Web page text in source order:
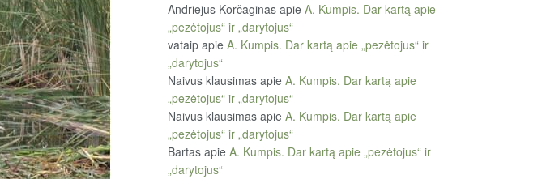
Andriejus Korčaginas apie A. Kumpis. Dar kartą apie
„pezėtojus“ ir „darytojus“
vataip apie A. Kumpis. Dar kartą apie „pezėtojus“ ir
„darytojus“
Naivus klausimas apie A. Kumpis. Dar kartą apie
„pezėtojus“ ir „darytojus“
Naivus klausimas apie A. Kumpis. Dar kartą apie
„pezėtojus“ ir „darytojus“
Bartas apie A. Kumpis. Dar kartą apie „pezėtojus“ ir
„darytojus“